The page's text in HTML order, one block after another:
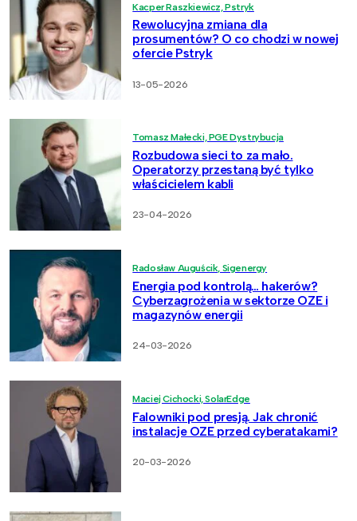
Kacper Raszkiewicz, Pstryk
Rewolucyjna zmiana dla
prosumentów? O co chodzi w nowej
ofercie Pstryk
13-05-2026
Tomasz Małecki, PGE Dystrybucja
Rozbudowa sieci to za mało.
Operatorzy przestaną być tylko
właścicielem kabli
23-04-2026
Radosław Auguścik, Sigenergy
Energia pod kontrolą… hakerów?
Cyberzagrożenia w sektorze OZE i
magazynów energii
24-03-2026
Maciej Cichocki, SolarEdge
Falowniki pod presją. Jak chronić
instalacje OZE przed cyberatakami?
20-03-2026